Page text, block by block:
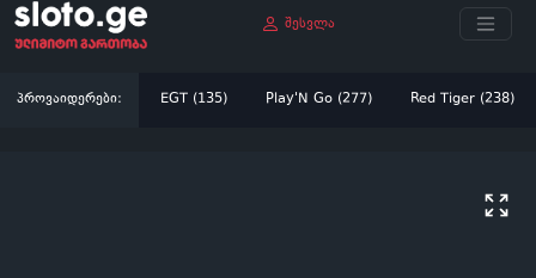
შესვლა
პროვაიდერები: EGT (135) Play'N Go (277) Red Tiger (238)